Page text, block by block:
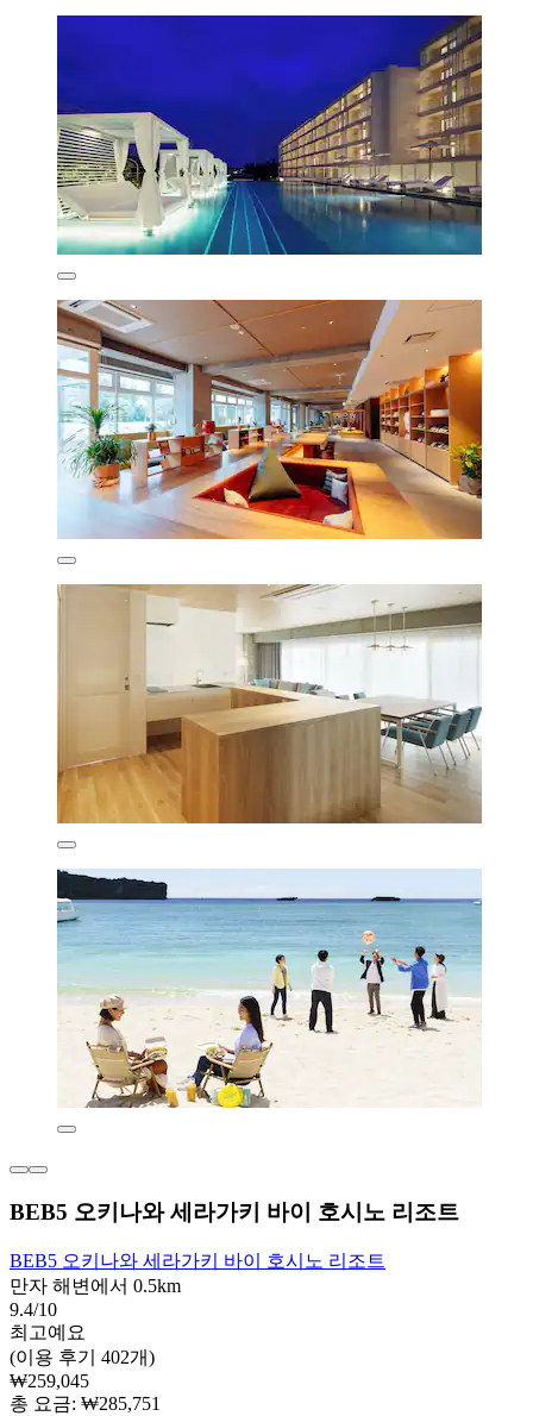
BEB5 오키나와 세라가키 바이 호시노 리조트
BEB5 오키나와 세라가키 바이 호시노 리조트
만자 해변에서 0.5km
9.4/10
최고예요
(이용 후기 402개)
₩259,045
총 요금: ₩285,751